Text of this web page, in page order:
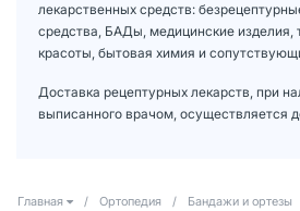
лекарственных средств:
средства, БАДы, медицинские изделия,
красоты, бытовая химия и
Доставка рецептурных лекарств, при
выписанного врачом, осуществляется
Главная / Ортопедия / Бандажи и ортезы